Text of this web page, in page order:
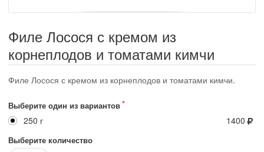
Филе Лосося с кремом из
корнеплодов и томатами кимчи
Филе Лосося с кремом из корнеплодов и томатами кимчи.
Выберите один из вариантов
250 г 1400
Выберите количество